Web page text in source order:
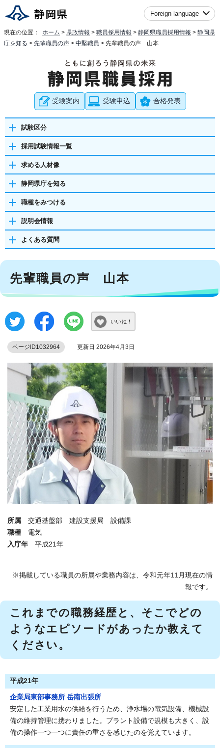
Foreign language
現在の位置： ホーム > 県政情報 > 職員採用情報 > 静岡県職員採用情報 > 静岡県
庁を知る > 先輩職員の声 > 中堅職員 > 先輩職員の声 山本
受験案内 受験申込 合格発表
試験区分
採用試験情報一覧
求める人材像
静岡県庁を知る
職種をみつける
説明会情報
よくある質問
先輩職員の声 山本
いいね！
ページID1032964 更新日 2026年4月3日
所属 交通基盤部 建設支援局 設備課
職種 電気
入庁年 平成21年
※掲載している職員の所属や業務内容は、令和元年11月現在の情
報です。
これまでの職務経歴と、そこでどの
ようなエピソードがあったか教えて
ください。
平成21年
企業局東部事務所 岳南出張所
安定した工業用水の供給を行うため、浄水場の電気設備、機械設
備の維持管理に携わりました。プラント設備で規模も大きく、設
備の操作一つ一つに責任の重さを感じたのを覚えています。